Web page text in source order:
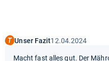
Unser Fazit12.04.2024
Macht fast alles gut. Der